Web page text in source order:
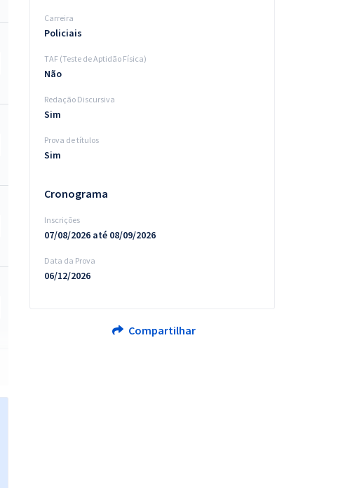
Carreira
Policiais
TAF (Teste de Aptidão Física)
Não
Redação Discursiva
Sim
Prova de títulos
Sim
Cronograma
Inscrições
07/08/2026 até 08/09/2026
Data da Prova
06/12/2026
Compartilhar